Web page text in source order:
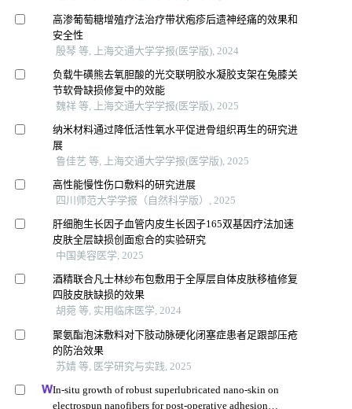
高渗葡萄糖增殖疗法治疗带状疱疹后遗神经痛的效果和
安全性
殷琴 等, 上海交通大学学报(医学版), 2024
负载牛磺熊去氧胆酸的光交联明胶水凝胶支架在兔膝关
节软骨缺损修复中的效能
魏祥 等, 上海交通大学学报(医学版), 2025
纳米材料通过降低活性氧水平促进骨组织再生的研究进
展
鲁佳艺 等, 上海交通大学学报(医学版), 2025
高性能慢性伤口敷料的研究进展
四川师范大学学报（自然科学版）, 2025
肝细胞生长因子血管内皮生长因子165双基因疗法加速
皮肤全层缺损创面愈合的实验研究
中国美容医学, 2025
酒精联合凡士林纱布包敷用于全厚层自体皮肤移植修复
四肢皮肤缺损的效果
胡菀 等, 实用临床医学, 2024
聚氨酯泡沫敷料对下肢动脉硬化闭塞症患者足跟部压疮
的防治效果
苏婧 等, 医学研究与实践, 2025
In-situ growth of robust superlubricated nano-skin on
electrospun nanofibers for post-operative adhesion